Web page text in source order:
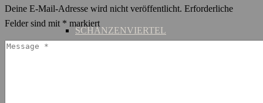
SCHANZENVIERTEL
Deine E-Mail-Adresse wird nicht veröffentlicht. Erforderliche
Felder sind mit * markiert